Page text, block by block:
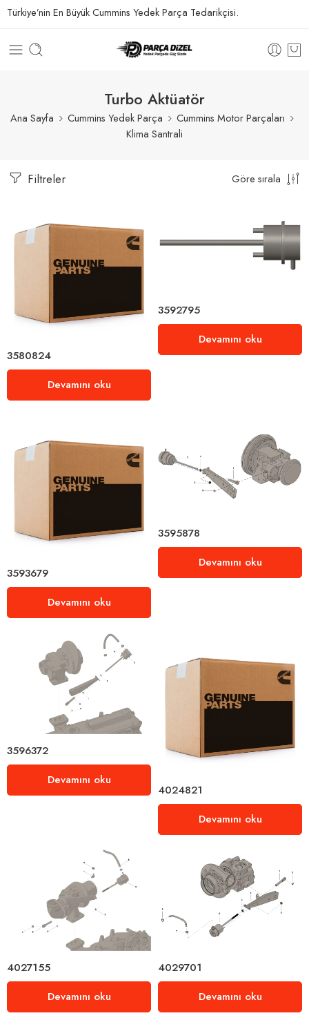
Türkiye’nin En Büyük Cummins Yedek Parça Tedarikçisi.
Turbo Aktüatör
Ana Sayfa Cummins Yedek Parça
Cummins Motor Parçaları
Klima Santrali
Filtreler Göre sırala
3580824
Devamını oku
3592795
Devamını oku
3593679
Devamını oku
3595878
Devamını oku
3596372
Devamını oku
4024821
Devamını oku
4027155
Devamını oku
4029701
Devamını oku